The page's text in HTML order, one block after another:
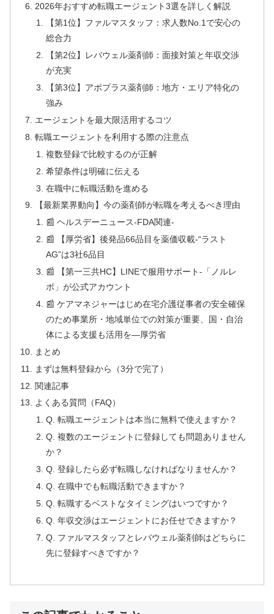
2026年おすすめ転職エージェント3選を詳しく解説
【第1位】ファルマスタッフ：求人数No.1で安心の
総合力
【第2位】レバウェル薬剤師：面接対策と年収交渉
が充実
【第3位】アポプラス薬剤師：地方・エリア特化の
強み
エージェントを最大限活用するコツ
転職エージェントを利用する際の注意点
複数登録で比較するのが正解
希望条件は明確に伝える
在職中に転職活動を進める
【最新業界動向】今の薬剤師が転職を考えるべき理由
📰 ヘルスデーニュース‐FDA関連‐
📰 【厚労省】後発品66品目を薬価収載‐“ラスト
AG”は3社6品目
📰 【第一三共HC】LINEで服用サポート‐「ノルレ
ボ」が公式アカウント
📰 ケアマネジャーはじめ在宅介護従事者の安全確保
のため事業所・地域単位での対策が重要、国・自治
体による支援も活用を―厚労省
まとめ
まずは無料登録から（3分で完了）
関連記事
よくある質問（FAQ）
Q. 転職エージェントは本当に無料で使えますか？
Q. 複数のエージェントに登録しても問題ありません
か？
Q. 登録したら必ず転職しなければなりませんか？
Q. 在職中でも転職活動できますか？
Q. 転職するベストなタイミングはいつですか？
Q. 年収交渉はエージェントにお任せできますか？
Q. ファルマスタッフとレバウェル薬剤師はどちらに
先に登録すべきですか？